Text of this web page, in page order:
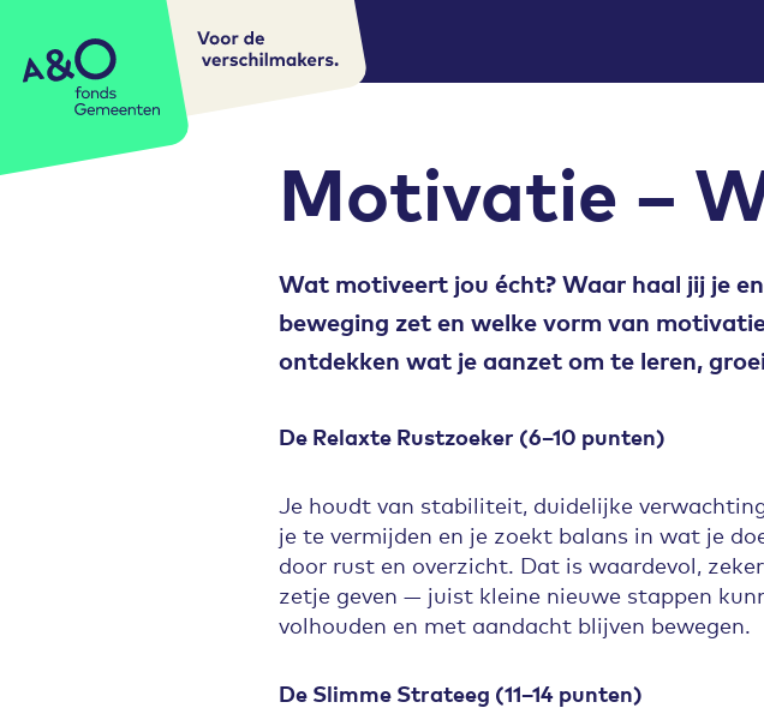
A&O fonds Gemeenten
Voor de
verschilmakers.
Motivatie –
Wat motiveert jou écht? Waar haal jij je
beweging zet en welke vorm van
ontdekken wat je aanzet om te leren,
De Relaxte Rustzoeker (6–10 punten)
Je houdt van stabiliteit, duidelijke
je te vermijden en je zoekt balans in wat je
door rust en overzicht. Dat is waardevol,
zetje geven — juist kleine nieuwe stappen
volhouden en met aandacht blijven bewegen.
De Slimme Strateeg (11–14 punten)